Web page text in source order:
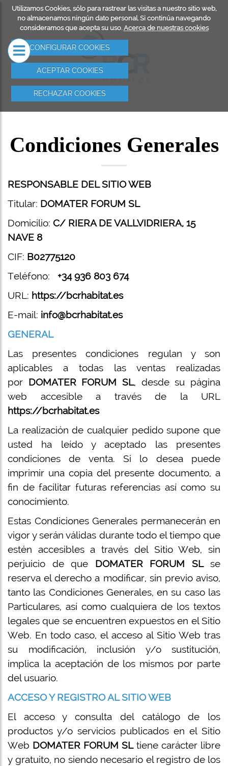
Utilizamos Cookies, sólo para rastrear las visitas a nuestro sitio web,
no almacenamos ningún dato personal. Si continúa navegando
consideramos que acepta su uso. Acerca de nuestras cookies
CONFIGURAR COOKIES
ACEPTAR COOKIES
RECHAZAR COOKIES
REHABILITACIÓN
DE FACHADAS
SERVICIOS
DE
Condiciones Generales
RESPONSABLE DEL SITIO WEB
Titular: DOMATER FORUM SL
Domicilio: C/ RIERA DE VALLVIDRIERA, 15
NAVE 8
CIF: B02775120
Teléfono: +34 936 803 674
URL: https://bcrhabitat.es
E-mail: info@bcrhabitat.es
GENERAL
Las presentes condiciones regulan y son
aplicables a todas las ventas realizadas
por DOMATER FORUM SL, desde su página
web accesible a través de la URL
https://bcrhabitat.es
La realización de cualquier pedido supone que
usted ha leído y aceptado las presentes
condiciones de venta. Si lo desea puede
imprimir una copia del presente documento, a
fin de facilitar futuras referencias así como su
conocimiento.
Estas Condiciones Generales permanecerán en
vigor y serán válidas durante todo el tiempo que
estén accesibles a través del Sitio Web, sin
perjuicio de que DOMATER FORUM SLse
reserva el derecho a modificar, sin previo aviso,
tanto las Condiciones Generales, en su caso las
Particulares, así como cualquiera de los textos
legales que se encuentren expuestos en el Sitio
Web. En todo caso, el acceso al Sitio Web tras
su modificación, inclusión y/o sustitución,
implica la aceptación de los mismos por parte
del usuario.
ACCESO Y REGISTRO AL SITIO WEB
El acceso y consulta del catálogo de los
productos y/o servicios publicados en el Sitio
Web DOMATER FORUM SLtiene carácter libre
y gratuito, no siendo necesario el registro de los